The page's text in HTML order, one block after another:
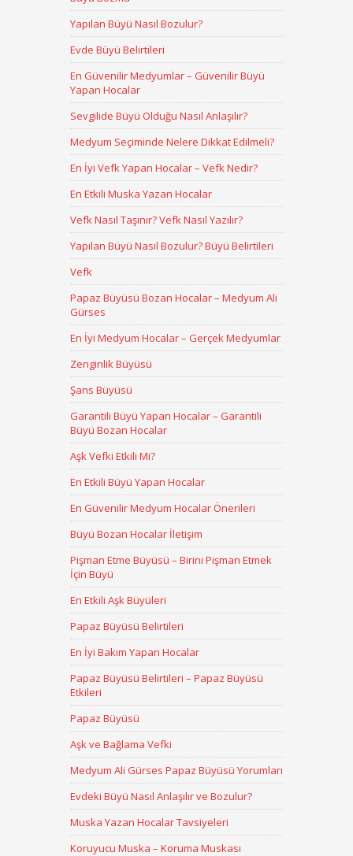
Yapılan Büyü Nasıl Bozulur?
Evde Büyü Belirtileri
En Güvenilir Medyumlar – Güvenilir Büyü
Yapan Hocalar
Sevgilide Büyü Olduğu Nasıl Anlaşılır?
Medyum Seçiminde Nelere Dikkat Edilmeli?
En İyi Vefk Yapan Hocalar – Vefk Nedir?
En Etkili Muska Yazan Hocalar
Vefk Nasıl Taşınır? Vefk Nasıl Yazılır?
Yapılan Büyü Nasıl Bozulur? Büyü Belirtileri
Vefk
Papaz Büyüsü Bozan Hocalar – Medyum Ali
Gürses
En İyi Medyum Hocalar – Gerçek Medyumlar
Zenginlik Büyüsü
Şans Büyüsü
Garantili Büyü Yapan Hocalar – Garantili
Büyü Bozan Hocalar
Aşk Vefki Etkili Mi?
En Etkili Büyü Yapan Hocalar
En Güvenilir Medyum Hocalar Önerileri
Büyü Bozan Hocalar İletişim
Pişman Etme Büyüsü – Birini Pişman Etmek
İçin Büyü
En Etkili Aşk Büyüleri
Papaz Büyüsü Belirtileri
En İyi Bakım Yapan Hocalar
Papaz Büyüsü Belirtileri – Papaz Büyüsü
Etkileri
Papaz Büyüsü
Aşk ve Bağlama Vefki
Medyum Ali Gürses Papaz Büyüsü Yorumları
Evdeki Büyü Nasıl Anlaşılır ve Bozulur?
Muska Yazan Hocalar Tavsiyeleri
Koruyucu Muska – Koruma Muskası